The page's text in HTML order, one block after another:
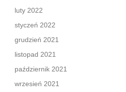
luty 2022
styczeń 2022
grudzień 2021
listopad 2021
październik 2021
wrzesień 2021